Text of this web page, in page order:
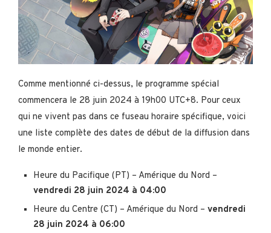
Comme mentionné ci-dessus, le programme spécial
commencera le 28 juin 2024 à 19h00 UTC+8. Pour ceux
qui ne vivent pas dans ce fuseau horaire spécifique, voici
une liste complète des dates de début de la diffusion dans
le monde entier.
Heure du Pacifique (PT) – Amérique du Nord –
vendredi 28 juin 2024 à 04:00
Heure du Centre (CT) – Amérique du Nord – vendredi
28 juin 2024 à 06:00